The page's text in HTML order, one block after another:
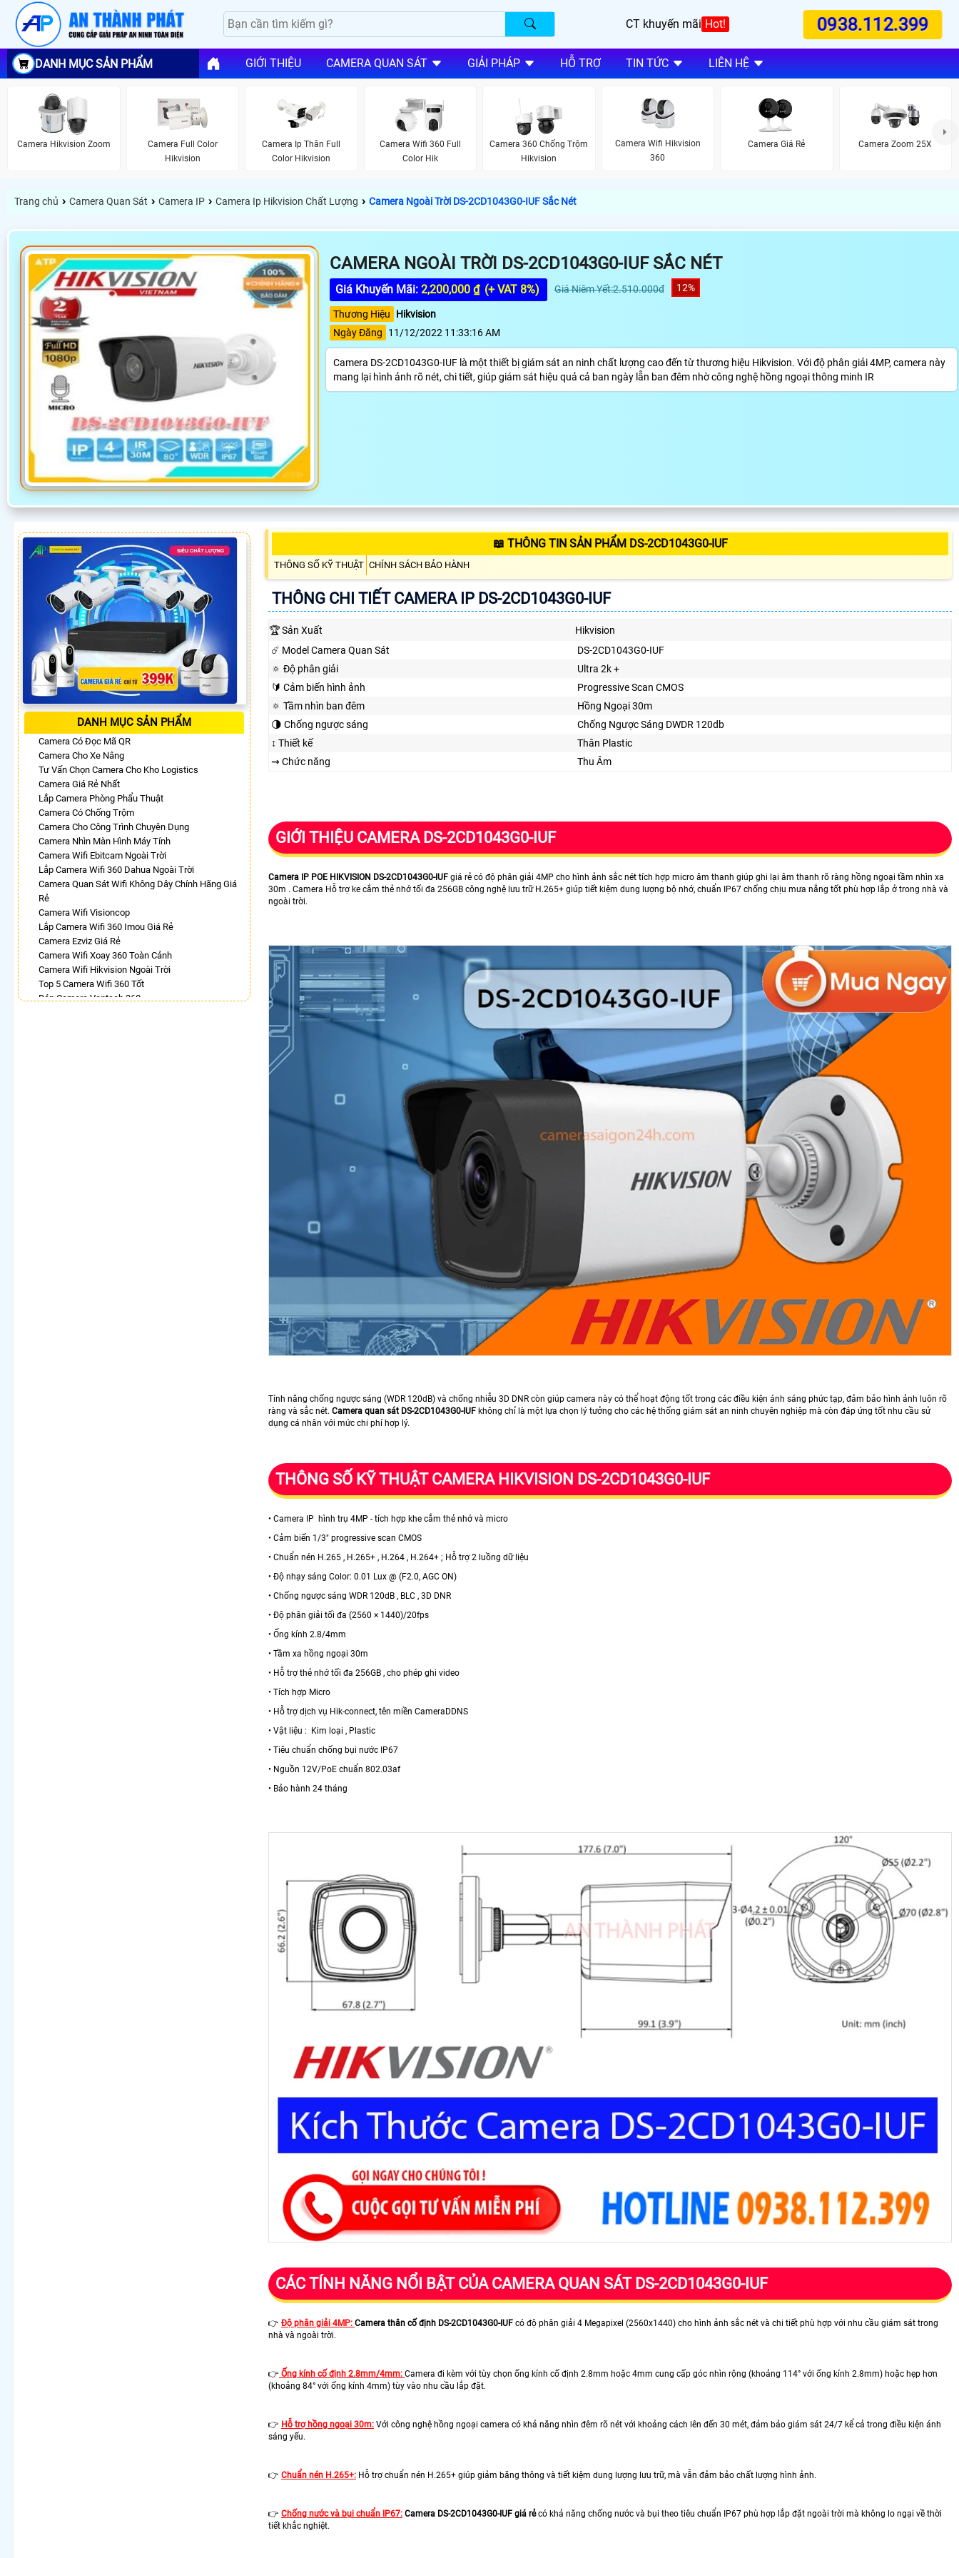
CT khuyến mãi Hot! 0938.112.399
DANH MỤC SẢN PHẨM GIỚI THIỆU CAMERA QUAN SÁT GIẢI PHÁP HỖ TRỢ TIN TỨC LIÊN HỆ
Camera Hikvision Zoom
Camera Full Color
Hikvision
Camera Ip Thân Full
Color Hikvision
Camera Wifi 360 Full
Color Hik
Camera 360 Chống Trộm
Hikvision
Camera Wifi Hikvision
360
Camera Giá Rẻ Camera Zoom 25X
Trang chủ › Camera Quan Sát › Camera IP › Camera Ip Hikvision Chất Lượng › Camera Ngoài Trời DS-2CD1043G0-IUF Sắc Nét
CAMERA NGOÀI TRỜI DS-2CD1043G0-IUF SẮC NÉT
Giá Khuyến Mãi: 2,200,000 ₫ (+ VAT 8%) Giá Niêm Yết:2.510.000đ 12%
Thương Hiệu
Hikvision
Ngày Đăng
11/12/2022 11:33:16 AM
Camera DS-2CD1043G0-IUF là một thiết bị giám sát an ninh chất lượng cao đến từ thương hiệu Hikvision. Với độ phân giải 4MP, camera này
mang lại hình ảnh rõ nét, chi tiết, giúp giám sát hiệu quả cả ban ngày lẫn ban đêm nhờ công nghệ hồng ngoại thông minh IR
DANH MỤC SẢN PHẨM
Camera Có Đọc Mã QR
Camera Cho Xe Nâng
Tư Vấn Chọn Camera Cho Kho Logistics
Camera Giá Rẻ Nhất
Lắp Camera Phòng Phẩu Thuật
Camera Có Chống Trộm
Camera Cho Công Trình Chuyên Dụng
Camera Nhìn Màn Hình Máy Tính
Camera Wifi Ebitcam Ngoài Trời
Lắp Camera Wifi 360 Dahua Ngoài Trời
Camera Quan Sát Wifi Không Dây Chính Hãng Giá
Rẻ
Camera Wifi Visioncop
Lắp Camera Wifi 360 Imou Giá Rẻ
Camera Ezviz Giá Rẻ
Camera Wifi Xoay 360 Toàn Cảnh
Camera Wifi Hikvision Ngoài Trời
Top 5 Camera Wifi 360 Tốt
Bán Camera Vantech 360
📖 THÔNG TIN SẢN PHẨM DS-2CD1043G0-IUF
THÔNG SỐ KỸ THUẬT CHÍNH SÁCH BẢO HÀNH
THÔNG CHI TIẾT CAMERA IP DS-2CD1043G0-IUF
🏆 Sản Xuất
Hikvision
☄️ Model Camera Quan Sát
DS-2CD1043G0-IUF
🔅 Độ phân giải
Ultra 2k +
🔰 Cảm biến hình ảnh
Progressive Scan CMOS
🔅 Tầm nhìn ban đêm
Hồng Ngoại 30m
🌗 Chống ngược sáng
Chống Ngược Sáng DWDR 120db
↕️ Thiết kế
Thân Plastic
⇝ Chức năng
Thu Âm
GIỚI THIỆU CAMERA DS-2CD1043G0-IUF
Camera IP POE HIKVISION DS-2CD1043G0-IUF giá rẻ có độ phân giải 4MP cho hình ảnh sắc nét tích hợp micro âm thanh giúp ghi lại âm thanh rõ ràng hồng ngoại tầm nhìn xa
30m . Camera Hỗ trợ ke cắm thẻ nhớ tối đa 256GB công nghệ lưu trữ H.265+ giúp tiết kiệm dung lượng bộ nhớ, chuẩn IP67 chống chịu mưa nắng tốt phù hợp lắp ở trong nhà và
ngoài trời.
Tính năng chống ngược sáng (WDR 120dB) và chống nhiễu 3D DNR còn giúp camera này có thể hoạt động tốt trong các điều kiện ánh sáng phức tạp, đảm bảo hình ảnh luôn rõ
ràng và sắc nét. Camera quan sát DS-2CD1043G0-IUF không chỉ là một lựa chọn lý tưởng cho các hệ thống giám sát an ninh chuyên nghiệp mà còn đáp ứng tốt nhu cầu sử
dụng cá nhân với mức chi phí hợp lý.
THÔNG SỐ KỸ THUẬT CAMERA HIKVISION DS-2CD1043G0-IUF
• Camera IP hình trụ 4MP - tích hợp khe cắm thẻ nhớ và micro
• Cảm biến 1/3" progressive scan CMOS
• Chuẩn nén H.265 , H.265+ , H.264 , H.264+ ; Hỗ trợ 2 luồng dữ liệu
• Độ nhạy sáng Color: 0.01 Lux @ (F2.0, AGC ON)
• Chống ngược sáng WDR 120dB , BLC , 3D DNR
• Độ phân giải tối đa (2560 × 1440)/20fps
• Ống kính 2.8/4mm
• Tầm xa hồng ngoại 30m
• Hỗ trợ thẻ nhớ tối đa 256GB , cho phép ghi video
• Tích hợp Micro
• Hỗ trợ dịch vụ Hik-connect, tên miền CameraDDNS
• Vật liệu : Kim loại , Plastic
• Tiêu chuẩn chống bụi nước IP67
• Nguồn 12V/PoE chuẩn 802.03af
• Bảo hành 24 tháng
CÁC TÍNH NĂNG NỔI BẬT CỦA CAMERA QUAN SÁT DS-2CD1043G0-IUF
👉 Độ phân giải 4MP: Camera thân cố định DS-2CD1043G0-IUF có độ phân giải 4 Megapixel (2560x1440) cho hình ảnh sắc nét và chi tiết phù hợp với nhu cầu giám sát trong
nhà và ngoài trời.
👉 Ống kính cố định 2.8mm/4mm: Camera đi kèm với tùy chọn ống kính cố định 2.8mm hoặc 4mm cung cấp góc nhìn rộng (khoảng 114° với ống kính 2.8mm) hoặc hẹp hơn
(khoảng 84° với ống kính 4mm) tùy vào nhu cầu lắp đặt.
👉 Hỗ trợ hồng ngoại 30m: Với công nghệ hồng ngoại camera có khả năng nhìn đêm rõ nét với khoảng cách lên đến 30 mét, đảm bảo giám sát 24/7 kể cả trong điều kiện ánh
sáng yếu.
👉 Chuẩn nén H.265+: Hỗ trợ chuẩn nén H.265+ giúp giảm băng thông và tiết kiệm dung lượng lưu trữ, mà vẫn đảm bảo chất lượng hình ảnh.
👉 Chống nước và bụi chuẩn IP67: Camera DS-2CD1043G0-IUF giá rẻcó khả năng chống nước và bụi theo tiêu chuẩn IP67 phù hợp lắp đặt ngoài trời mà không lo ngại về thời
tiết khắc nghiệt.